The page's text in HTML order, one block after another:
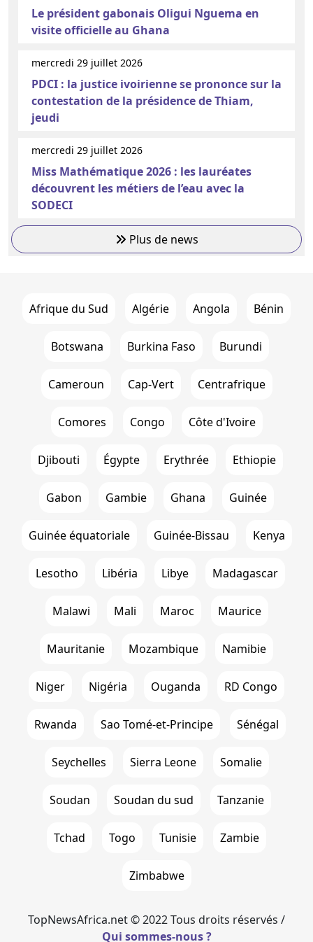
Le président gabonais Oligui Nguema en
visite officielle au Ghana
mercredi 29 juillet 2026
PDCI : la justice ivoirienne se prononce sur la
contestation de la présidence de Thiam,
jeudi
mercredi 29 juillet 2026
Miss Mathématique 2026 : les lauréates
découvrent les métiers de l’eau avec la
SODECI
Plus de news
Afrique du Sud Algérie Angola Bénin
Botswana Burkina Faso Burundi
Cameroun Cap-Vert Centrafrique
Comores Congo Côte d'Ivoire
Djibouti Égypte Erythrée Ethiopie
Gabon Gambie Ghana Guinée
Guinée équatoriale Guinée-Bissau Kenya
Lesotho Libéria Libye Madagascar
Malawi Mali Maroc Maurice
Mauritanie Mozambique Namibie
Niger Nigéria Ouganda RD Congo
Rwanda Sao Tomé-et-Principe Sénégal
Seychelles Sierra Leone Somalie
Soudan Soudan du sud Tanzanie
Tchad Togo Tunisie Zambie
Zimbabwe
TopNewsAfrica.net © 2022 Tous droits réservés /
Qui sommes-nous ?